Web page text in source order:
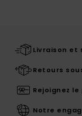
Livraison et
Retours
Rejoignez
Notre